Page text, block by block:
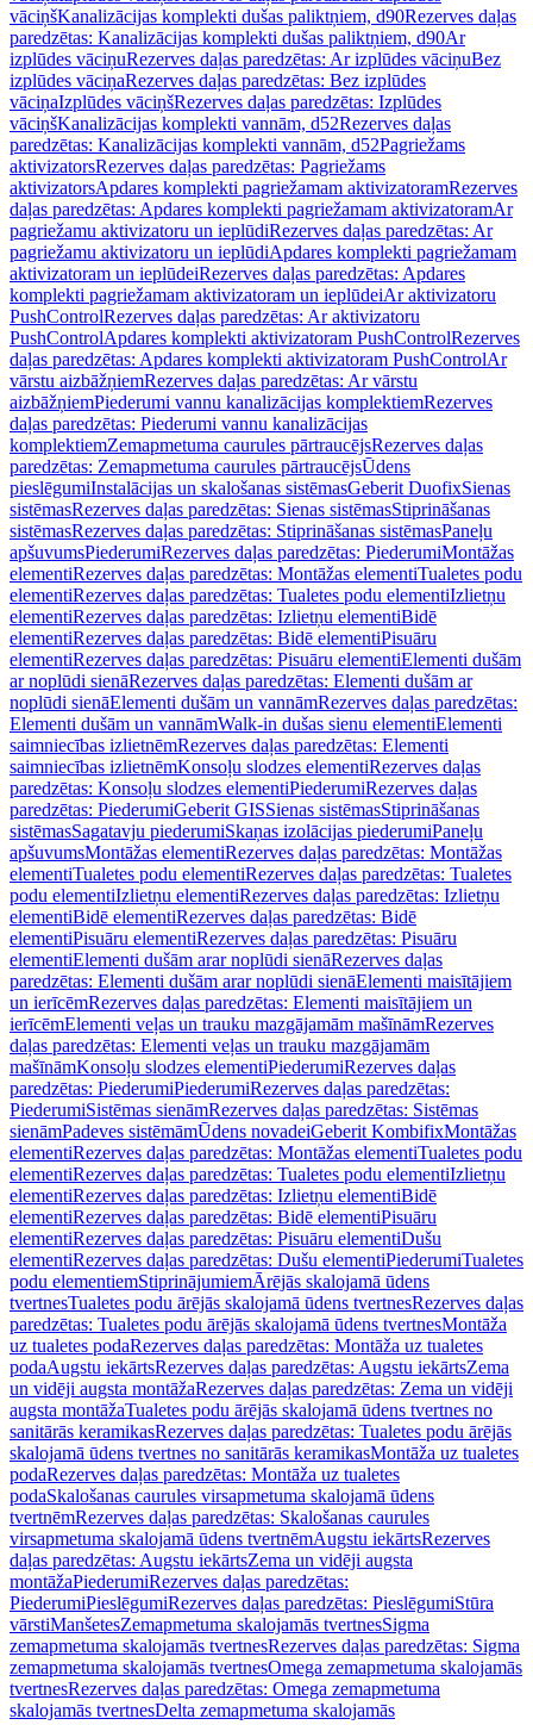
vāciņšKanalizācijas komplekti dušas paliktņiem, d90Rezerves daļas
paredzētas: Kanalizācijas komplekti dušas paliktņiem, d90Ar
izplūdes vāciņuRezerves daļas paredzētas: Ar izplūdes vāciņuBez
izplūdes vāciņaRezerves daļas paredzētas: Bez izplūdes
vāciņaIzplūdes vāciņšRezerves daļas paredzētas: Izplūdes
vāciņšKanalizācijas komplekti vannām, d52Rezerves daļas
paredzētas: Kanalizācijas komplekti vannām, d52Pagriežams
aktivizatorsRezerves daļas paredzētas: Pagriežams
aktivizatorsApdares komplekti pagriežamam aktivizatoramRezerves
daļas paredzētas: Apdares komplekti pagriežamam aktivizatoramAr
pagriežamu aktivizatoru un ieplūdiRezerves daļas paredzētas: Ar
pagriežamu aktivizatoru un ieplūdiApdares komplekti pagriežamam
aktivizatoram un ieplūdeiRezerves daļas paredzētas: Apdares
komplekti pagriežamam aktivizatoram un ieplūdeiAr aktivizatoru
PushControlRezerves daļas paredzētas: Ar aktivizatoru
PushControlApdares komplekti aktivizatoram PushControlRezerves
daļas paredzētas: Apdares komplekti aktivizatoram PushControlAr
vārstu aizbāžņiemRezerves daļas paredzētas: Ar vārstu
aizbāžņiemPiederumi vannu kanalizācijas komplektiemRezerves
daļas paredzētas: Piederumi vannu kanalizācijas
komplektiemZemapmetuma caurules pārtraucējsRezerves daļas
paredzētas: Zemapmetuma caurules pārtraucējsŪdens
pieslēgumiInstalācijas un skalošanas sistēmasGeberit DuofixSienas
sistēmasRezerves daļas paredzētas: Sienas sistēmasStiprināšanas
sistēmasRezerves daļas paredzētas: Stiprināšanas sistēmasPaneļu
apšuvumsPiederumiRezerves daļas paredzētas: PiederumiMontāžas
elementiRezerves daļas paredzētas: Montāžas elementiTualetes podu
elementiRezerves daļas paredzētas: Tualetes podu elementiIzlietņu
elementiRezerves daļas paredzētas: Izlietņu elementiBidē
elementiRezerves daļas paredzētas: Bidē elementiPisuāru
elementiRezerves daļas paredzētas: Pisuāru elementiElementi dušām
ar noplūdi sienāRezerves daļas paredzētas: Elementi dušām ar
noplūdi sienāElementi dušām un vannāmRezerves daļas paredzētas:
Elementi dušām un vannāmWalk-in dušas sienu elementiElementi
saimniecības izlietnēmRezerves daļas paredzētas: Elementi
saimniecības izlietnēmKonsoļu slodzes elementiRezerves daļas
paredzētas: Konsoļu slodzes elementiPiederumiRezerves daļas
paredzētas: PiederumiGeberit GISSienas sistēmasStiprināšanas
sistēmasSagatavju piederumiSkaņas izolācijas piederumiPaneļu
apšuvumsMontāžas elementiRezerves daļas paredzētas: Montāžas
elementiTualetes podu elementiRezerves daļas paredzētas: Tualetes
podu elementiIzlietņu elementiRezerves daļas paredzētas: Izlietņu
elementiBidē elementiRezerves daļas paredzētas: Bidē
elementiPisuāru elementiRezerves daļas paredzētas: Pisuāru
elementiElementi dušām arar noplūdi sienāRezerves daļas
paredzētas: Elementi dušām arar noplūdi sienāElementi maisītājiem
un ierīcēmRezerves daļas paredzētas: Elementi maisītājiem un
ierīcēmElementi veļas un trauku mazgājamām mašīnāmRezerves
daļas paredzētas: Elementi veļas un trauku mazgājamām
mašīnāmKonsoļu slodzes elementiPiederumiRezerves daļas
paredzētas: PiederumiPiederumiRezerves daļas paredzētas:
PiederumiSistēmas sienāmRezerves daļas paredzētas: Sistēmas
sienāmPadeves sistēmāmŪdens novadeiGeberit KombifixMontāžas
elementiRezerves daļas paredzētas: Montāžas elementiTualetes podu
elementiRezerves daļas paredzētas: Tualetes podu elementiIzlietņu
elementiRezerves daļas paredzētas: Izlietņu elementiBidē
elementiRezerves daļas paredzētas: Bidē elementiPisuāru
elementiRezerves daļas paredzētas: Pisuāru elementiDušu
elementiRezerves daļas paredzētas: Dušu elementiPiederumiTualetes
podu elementiemStiprinājumiemĀrējās skalojamā ūdens
tvertnesTualetes podu ārējās skalojamā ūdens tvertnesRezerves daļas
paredzētas: Tualetes podu ārējās skalojamā ūdens tvertnesMontāža
uz tualetes podaRezerves daļas paredzētas: Montāža uz tualetes
podaAugstu iekārtsRezerves daļas paredzētas: Augstu iekārtsZema
un vidēji augsta montāžaRezerves daļas paredzētas: Zema un vidēji
augsta montāžaTualetes podu ārējās skalojamā ūdens tvertnes no
sanitārās keramikasRezerves daļas paredzētas: Tualetes podu ārējās
skalojamā ūdens tvertnes no sanitārās keramikasMontāža uz tualetes
podaRezerves daļas paredzētas: Montāža uz tualetes
podaSkalošanas caurules virsapmetuma skalojamā ūdens
tvertnēmRezerves daļas paredzētas: Skalošanas caurules
virsapmetuma skalojamā ūdens tvertnēmAugstu iekārtsRezerves
daļas paredzētas: Augstu iekārtsZema un vidēji augsta
montāžaPiederumiRezerves daļas paredzētas:
PiederumiPieslēgumiRezerves daļas paredzētas: PieslēgumiStūra
vārstiManšetesZemapmetuma skalojamās tvertnesSigma
zemapmetuma skalojamās tvertnesRezerves daļas paredzētas: Sigma
zemapmetuma skalojamās tvertnesOmega zemapmetuma skalojamās
tvertnesRezerves daļas paredzētas: Omega zemapmetuma
skalojamās tvertnesDelta zemapmetuma skalojamās